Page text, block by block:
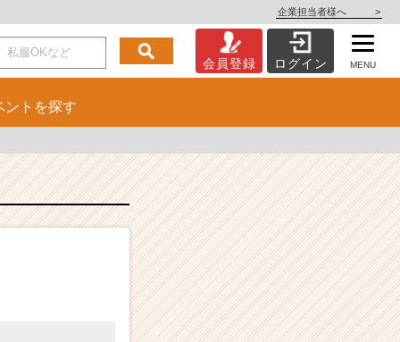
企業担当者様へ >
会員登録 ログイン MENU
ント を探す